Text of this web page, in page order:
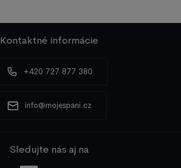
Kontaktné informácie
+420 727 877 380
info@mojespani.cz
Sledujte nás aj na